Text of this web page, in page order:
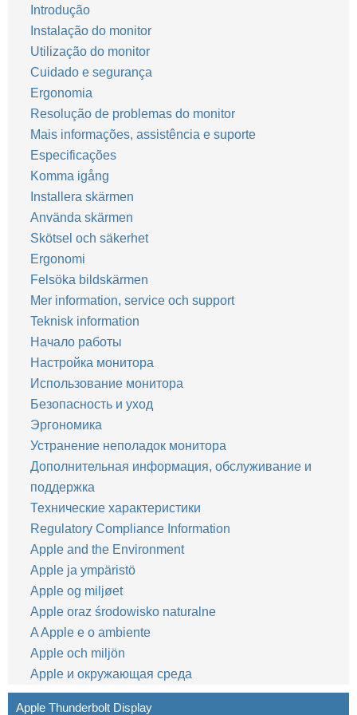
Introdução
Instalação do monitor
Utilização do monitor
Cuidado e segurança
Ergonomia
Resolução de problemas do monitor
Mais informações, assistência e suporte
Especificações
Komma igång
Installera skärmen
Använda skärmen
Skötsel och säkerhet
Ergonomi
Felsöka bildskärmen
Mer information, service och support
Teknisk information
Начало работы
Настройка монитора
Использование монитора
Безопасность и уход
Эргономика
Устранение неполадок монитора
Дополнительная информация, обслуживание и
поддержка
Технические характеристики
Regulatory Compliance Information
Apple and the Environment
Apple ja ympäristö
Apple og miljøet
Apple oraz środowisko naturalne
A Apple e o ambiente
Apple och miljön
Apple и окружающая среда
Apple Thunderbolt Display